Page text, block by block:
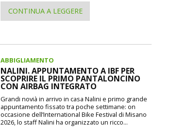
CONTINUA A LEGGERE
ABBIGLIAMENTO
NALINI. APPUNTAMENTO A IBF PER
SCOPRIRE IL PRIMO PANTALONCINO
CON AIRBAG INTEGRATO
Grandi novià in arrivo in casa Nalini e primo grande
appuntamento fissato tra poche settimane: on
occasione dell’International Bike Festival di Misano
2026, lo staff Nalini ha organizzato un ricco...